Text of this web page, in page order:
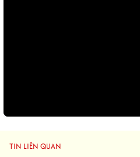
TIN LIÊN QUAN